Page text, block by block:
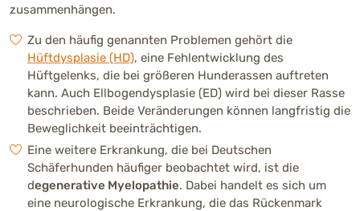
zusammenhängen.
Zu den häufig genannten Problemen gehört die
Hüftdysplasie (HD), eine Fehlentwicklung des
Hüftgelenks, die bei größeren Hunderassen auftreten
kann. Auch Ellbogendysplasie (ED) wird bei dieser Rasse
beschrieben. Beide Veränderungen können langfristig die
Beweglichkeit beeinträchtigen.
Eine weitere Erkrankung, die bei Deutschen
Schäferhunden häufiger beobachtet wird, ist die
degenerative Myelopathie. Dabei handelt es sich um
eine neurologische Erkrankung, die das Rückenmark